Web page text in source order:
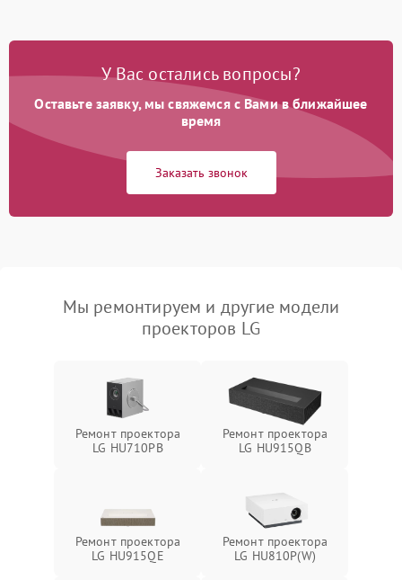
У Вас остались вопросы?
Оставьте заявку, мы свяжемся с Вами в ближайшее
время
Заказать звонок
Мы ремонтируем и другие модели
проекторов LG
Ремонт проектора
LG HU710PB
Ремонт проектора
LG HU915QB
Ремонт проектора
LG HU915QE
Ремонт проектора
LG HU810P(W)